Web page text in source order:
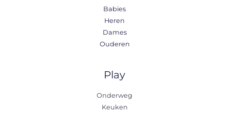
Babies
Heren
Dames
Ouderen
Play
Onderweg
Keuken